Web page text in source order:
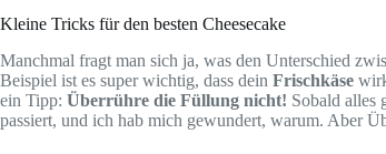
Kleine Tricks für den besten Cheesecake
Manchmal fragt man sich ja, was den Unterschied
Beispiel ist es super wichtig, dass dein Frischkäse
ein Tipp: Überrühre die Füllung nicht! Sobald alles
passiert, und ich hab mich gewundert, warum. Aber